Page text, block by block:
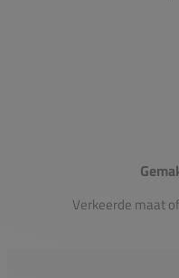
Verkeerde maat